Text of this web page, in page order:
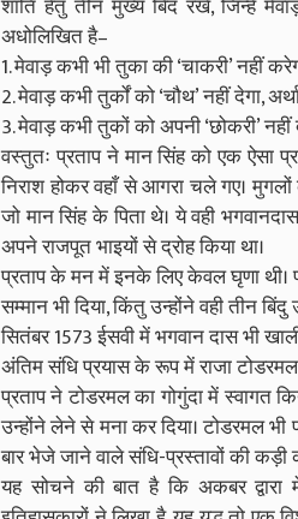
शांति हेतु तीन मुख्य बिंद रखे, जिन्हें
अधोलिखित है–
1. मेवाड़ कभी भी तुका की ‘चाकरी’ नहीं
2. मेवाड़ कभी तुर्कों को ‘चौथ’ नहीं देगा,
3. मेवाड़ कभी तुकों को अपनी ‘छोकरी’
वस्तुतः प्रताप ने मान सिंह को एक ऐसा
निराश होकर वहाँ से आगरा चले गए।
जो मान सिंह के पिता थे। ये वही
अपने राजपूत भाइयों से द्रोह किया था।
प्रताप के मन में इनके लिए केवल घृणा थी।
सम्मान भी दिया, किंतु उन्होंने वही तीन
सितंबर 1573 ईसवी में भगवान दास भी
अंतिम संधि प्रयास के रूप में राजा
प्रताप ने टोडरमल का गोगुंदा में स्वागत
उन्होंने लेने से मना कर दिया। टोडरमल
बार भेजे जाने वाले संधि-प्रस्तावों की
यह सोचने की बात है कि अकबर द्वारा